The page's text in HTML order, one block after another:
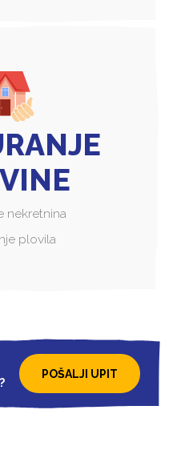
nekretnina
plovila
POŠALJI UPIT